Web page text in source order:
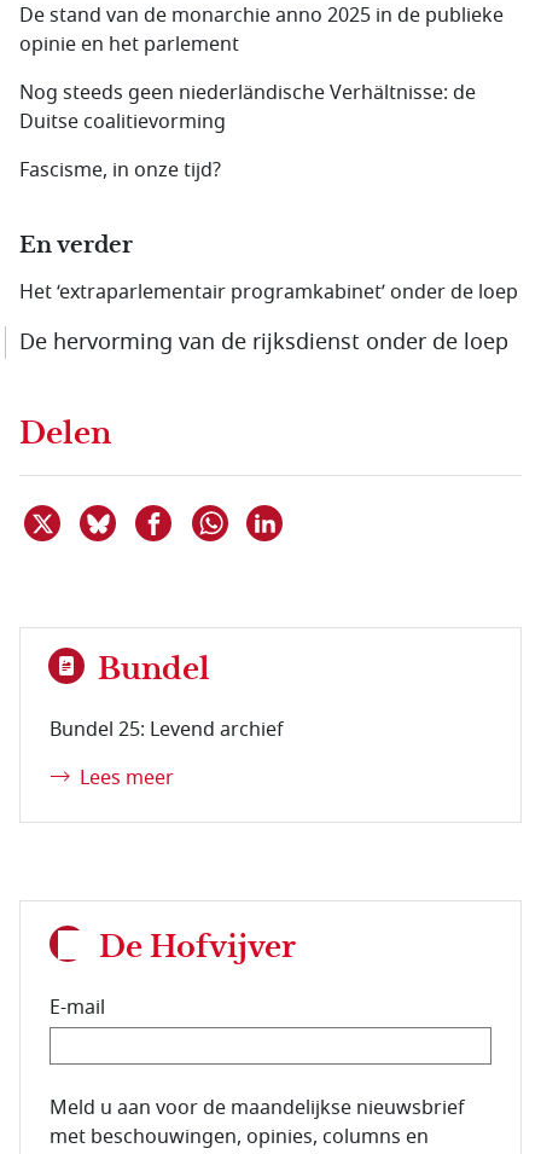
De stand van de monarchie anno 2025 in de publieke
opinie en het parlement
Nog steeds geen nieder­ländische Verhältnisse: de
Duitse coalitievorming
Fascisme, in onze tijd?
En verder
Het ‘extraparlementair programkabinet’ onder de loep
De hervorming van de rijksdienst onder de loep
Delen
Deel dit item op X
Deel dit item op Bluesky
Deel dit item op Facebook
Delen via WhatsApp
Bundel
Bundel 25: Levend archief
Lees meer
De Hofvijver
E-mail
E-mailadres van de abonnee.
Meld u aan voor de maandelijkse nieuwsbrief
met beschouwingen, opinies, columns en